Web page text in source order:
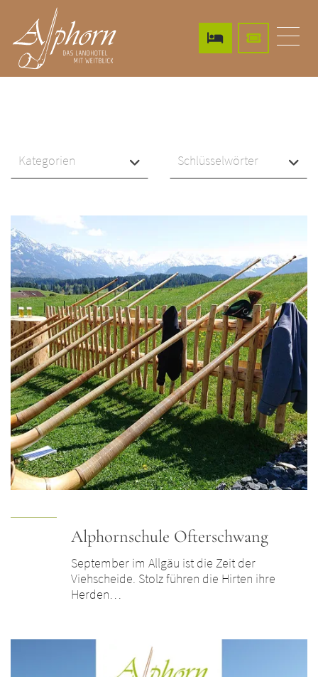
Kategorien Schlüsselwörter
Alphornschule Ofterschwang
September im Allgäu ist die Zeit der
Viehscheide. Stolz führen die Hirten ihre
Herden…